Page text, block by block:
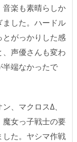
楽も素晴らしか
ました。ハードル
がっかりした感
声優さんも変わ
半端なかったで
、マクロスΔ、
魔女っ子戦士の要
た。ヤシマ作戦